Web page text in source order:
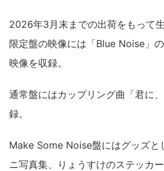
2026年3月末までの出荷をもって
限定盤の映像には「Blue Noise」
映像を収録。
通常盤にはカップリング曲「君に
録。
Make Some Noise盤にはグッズと
ニ写真集、りょうすけのステッカ